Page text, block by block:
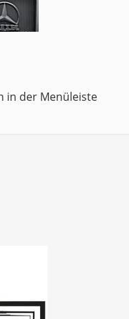
in der Menüleiste